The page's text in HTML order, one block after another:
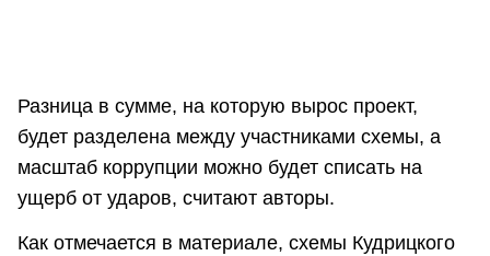
Разница в сумме, на которую вырос проект,
будет разделена между участниками схемы, а
масштаб коррупции можно будет списать на
ущерб от ударов, считают авторы.
Как отмечается в материале, схемы Кудрицкого